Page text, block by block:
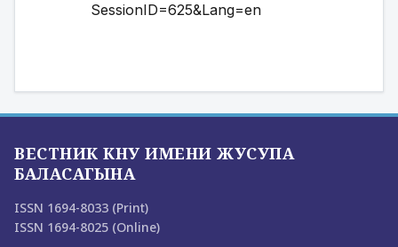
SessionID=625&Lang=en
ВЕСТНИК КНУ ИМЕНИ ЖУСУПА
БАЛАСАГЫНА
ISSN 1694-8033 (Print)
ISSN 1694-8025 (Online)